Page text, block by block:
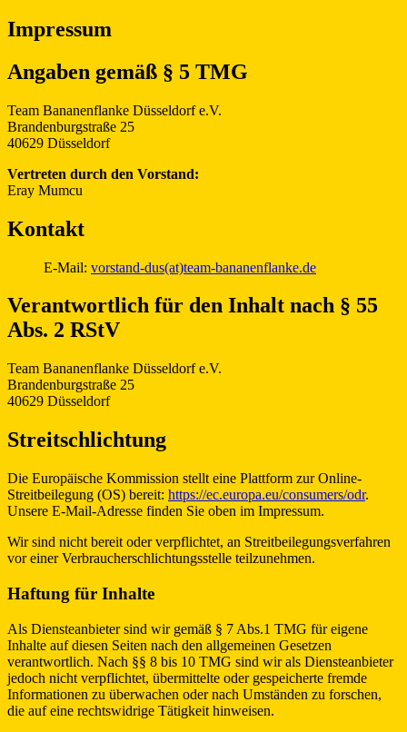
Impressum
Angaben gemäß § 5 TMG
Team Bananenflanke Düsseldorf e.V.
Brandenburgstraße 25
40629 Düsseldorf
Vertreten durch den Vorstand:
Eray Mumcu
Kontakt
E-Mail: vorstand-dus(at)team-bananenflanke.de
Verantwortlich für den Inhalt nach § 55
Abs. 2 RStV
Team Bananenflanke Düsseldorf e.V.
Brandenburgstraße 25
40629 Düsseldorf
Streitschlichtung
Die Europäische Kommission stellt eine Plattform zur Online-
Streitbeilegung (OS) bereit: https://ec.europa.eu/consumers/odr.
Unsere E-Mail-Adresse finden Sie oben im Impressum.
Wir sind nicht bereit oder verpflichtet, an Streitbeilegungsverfahren
vor einer Verbraucherschlichtungsstelle teilzunehmen.
Haftung für Inhalte
Als Diensteanbieter sind wir gemäß § 7 Abs.1 TMG für eigene
Inhalte auf diesen Seiten nach den allgemeinen Gesetzen
verantwortlich. Nach §§ 8 bis 10 TMG sind wir als Diensteanbieter
jedoch nicht verpflichtet, übermittelte oder gespeicherte fremde
Informationen zu überwachen oder nach Umständen zu forschen,
die auf eine rechtswidrige Tätigkeit hinweisen.